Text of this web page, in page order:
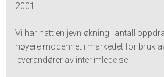
2001.
Vi har hatt en jevn økning i antall
høyere modenhet i markedet for bruk
leverandører av interimledelse.